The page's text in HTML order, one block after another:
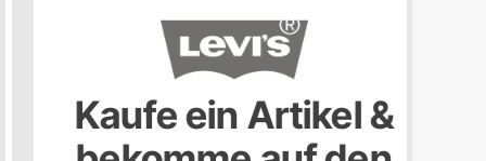
Back to School*